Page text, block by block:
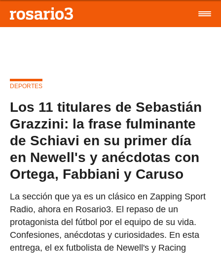
DEPORTES
Los 11 titulares de Sebastián
Grazzini: la frase fulminante
de Schiavi en su primer día
en Newell's y anécdotas con
Ortega, Fabbiani y Caruso
La sección que ya es un clásico en Zapping Sport
Radio, ahora en Rosario3. El repaso de un
protagonista del fútbol por el equipo de su vida.
Confesiones, anécdotas y curiosidades. En esta
entrega, el ex futbolista de Newell's y Racing